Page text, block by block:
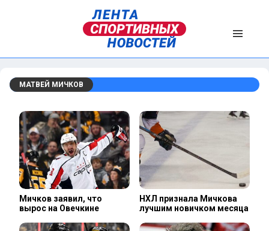
МАТВЕЙ МИЧКОВ
Мичков заявил, что
вырос на Овечкине
НХЛ признала Мичкова
лучшим новичком месяца